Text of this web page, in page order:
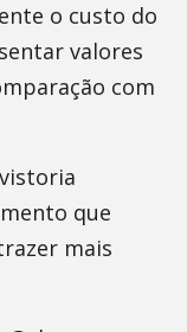
o custo do
valores
com
que
mais